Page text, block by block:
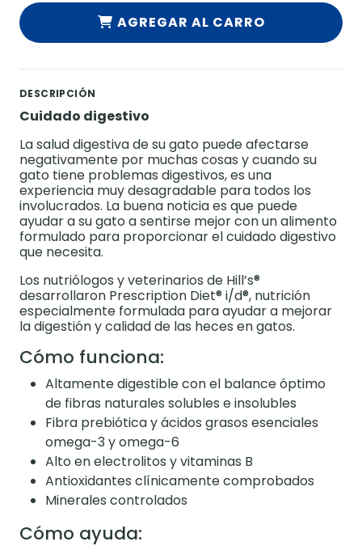
AGREGAR AL CARRO
DESCRIPCIÓN
Cuidado digestivo
La salud digestiva de su gato puede afectarse
negativamente por muchas cosas y cuando su
gato tiene problemas digestivos, es una
experiencia muy desagradable para todos los
involucrados. La buena noticia es que puede
ayudar a su gato a sentirse mejor con un alimento
formulado para proporcionar el cuidado digestivo
que necesita.
Los nutriólogos y veterinarios de Hill’s®
desarrollaron Prescription Diet® i/d®, nutrición
especialmente formulada para ayudar a mejorar
la digestión y calidad de las heces en gatos.
Cómo funciona:
Altamente digestible con el balance óptimo
de fibras naturales solubles e insolubles
Fibra prebiótica y ácidos grasos esenciales
omega-3 y omega-6
Alto en electrolitos y vitaminas B
Antioxidantes clínicamente comprobados
Minerales controlados
Cómo ayuda: